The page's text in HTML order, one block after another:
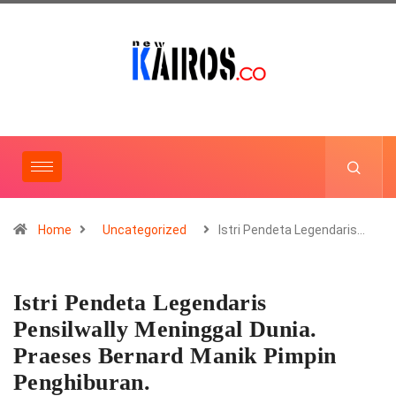
Home Uncategorized Istri Pendeta Legendaris…
Istri Pendeta Legendaris
Pensilwally Meninggal Dunia.
Praeses Bernard Manik Pimpin
Penghiburan.